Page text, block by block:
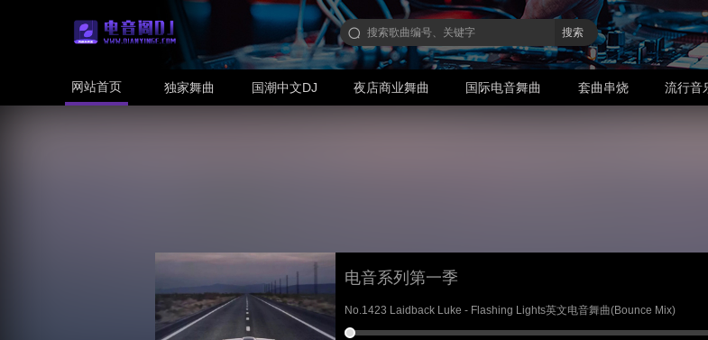
搜索
网站首页 独家舞曲 国潮中文DJ 夜店商业舞曲 国际电音舞曲 套曲串烧 流行音
电音系列第一季
No.1423 Laidback Luke - Flashing Lights英文电音舞曲(Bounce Mix)